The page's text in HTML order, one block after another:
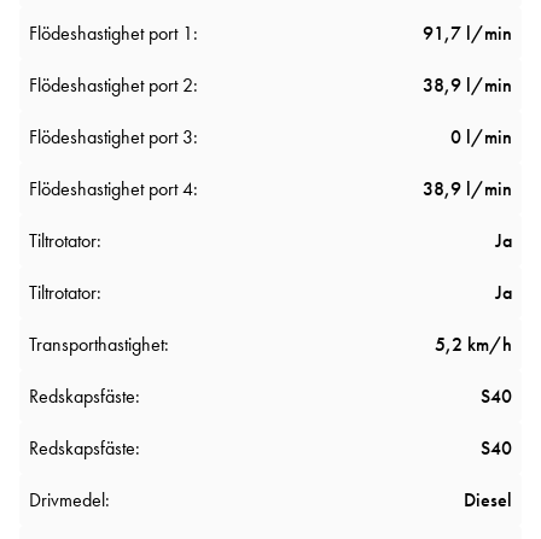
Flödeshastighet port 1: 91,7 l/min
Flödeshastighet port 2: 38,9 l/min
Flödeshastighet port 3: 0 l/min
Flödeshastighet port 4: 38,9 l/min
Tiltrotator: Ja
Tiltrotator: Ja
Transporthastighet: 5,2 km/h
Redskapsfäste: S40
Redskapsfäste: S40
Drivmedel: Diesel